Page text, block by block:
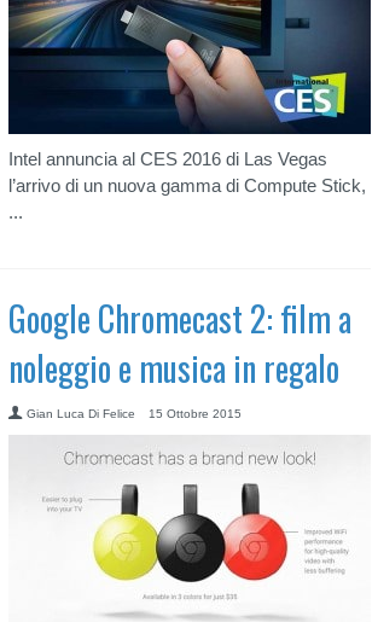
Intel annuncia al CES 2016 di Las Vegas
l’arrivo di un nuova gamma di Compute Stick,
...
Google Chromecast 2: film a
noleggio e musica in regalo
Gian Luca Di Felice 15 Ottobre 2015